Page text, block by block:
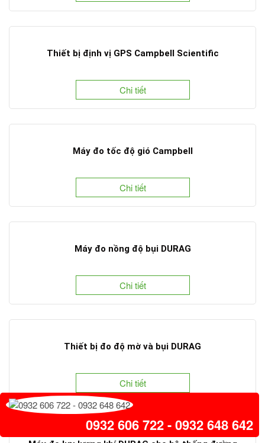
Thiết bị định vị GPS Campbell Scientific
Chi tiết
Máy đo tốc độ gió Campbell
Chi tiết
Máy đo nồng độ bụi DURAG
Chi tiết
Thiết bị đo độ mờ và bụi DURAG
Chi tiết
0932 606 722 - 0932 648 642